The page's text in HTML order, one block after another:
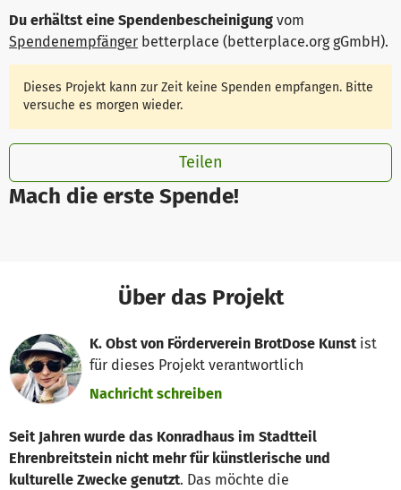
Mach die erste Spende!
Du erhältst eine Spendenbescheinigung vom
Spendenempfänger betterplace (betterplace.org gGmbH).
Dieses Projekt kann zur Zeit keine Spenden empfangen. Bitte
versuche es morgen wieder.
Teilen
Über das Projekt
K. Obst von Förderverein BrotDose Kunstist
für dieses Projekt verantwortlich
Nachricht schreiben
Seit Jahren wurde das Konradhaus im Stadtteil
Ehrenbreitstein nicht mehr für künstlerische und
kulturelle Zwecke genutzt. Das möchte die